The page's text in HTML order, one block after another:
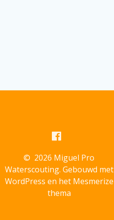
© 2026 Miguel Pro
Waterscouting. Gebouwd met
WordPress en het Mesmerize
thema